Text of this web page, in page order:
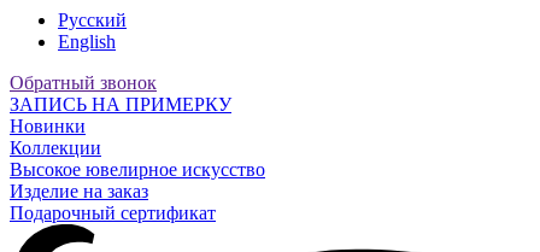
Русский
English
Обратный звонок
ЗАПИСЬ НА ПРИМЕРКУ
Новинки
Коллекции
Высокое ювелирное искусство
Изделие на заказ
Подарочный сертификат